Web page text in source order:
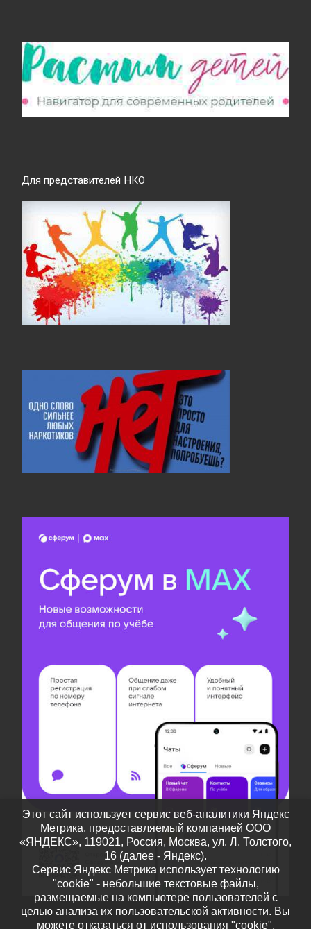
Для представителей НКО
Этот сайт использует сервис веб-аналитики Яндекс
Метрика, предоставляемый компанией ООО
«ЯНДЕКС», 119021, Россия, Москва, ул. Л. Толстого,
16 (далее - Яндекс).
Сервис Яндекс Метрика использует технологию
"cookie" - небольшие текстовые файлы,
размещаемые на компьютере пользователей с
целью анализа их пользовательской активности. Вы
можете отказаться от использования "cookie",